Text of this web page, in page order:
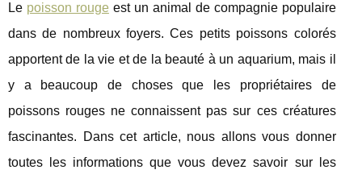
Le poisson rougeest un animal de compagnie populaire
dans de nombreux foyers. Ces petits poissons colorés
apportent de la vie et de la beauté à un aquarium, mais il
y a beaucoup de choses que les propriétaires de
poissons rouges ne connaissent pas sur ces créatures
fascinantes. Dans cet article, nous allons vous donner
toutes les informations que vous devez savoir sur les